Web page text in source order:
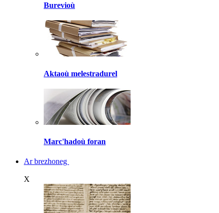
Burevioù
Aktaoù melestradurel
Marc'hadoù foran
Ar brezhoneg
X